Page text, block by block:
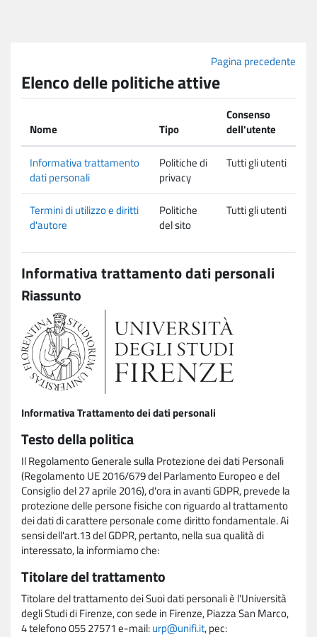
Pagina precedente
Elenco delle politiche attive
Nome Tipo
Consenso
dell'utente
Informativa trattamento
dati personali
Politiche di
privacy
Tutti gli utenti
Termini di utilizzo e diritti
d'autore
Politiche
del sito
Tutti gli utenti
Informativa trattamento dati personali
Riassunto
Informativa Trattamento dei dati personali
Testo della politica
Il Regolamento Generale sulla Protezione dei dati Personali
(Regolamento UE 2016/679 del Parlamento Europeo e del
Consiglio del 27 aprile 2016), d'ora in avanti GDPR, prevede la
protezione delle persone fisiche con riguardo al trattamento
dei dati di carattere personale come diritto fondamentale. Ai
sensi dell'art.13 del GDPR, pertanto, nella sua qualità di
interessato, la informiamo che:
Titolare del trattamento
Titolare del trattamento dei Suoi dati personali è l'Università
degli Studi di Firenze, con sede in Firenze, Piazza San Marco,
4 telefono 055 27571 e-mail:urp@unifi.it, pec: